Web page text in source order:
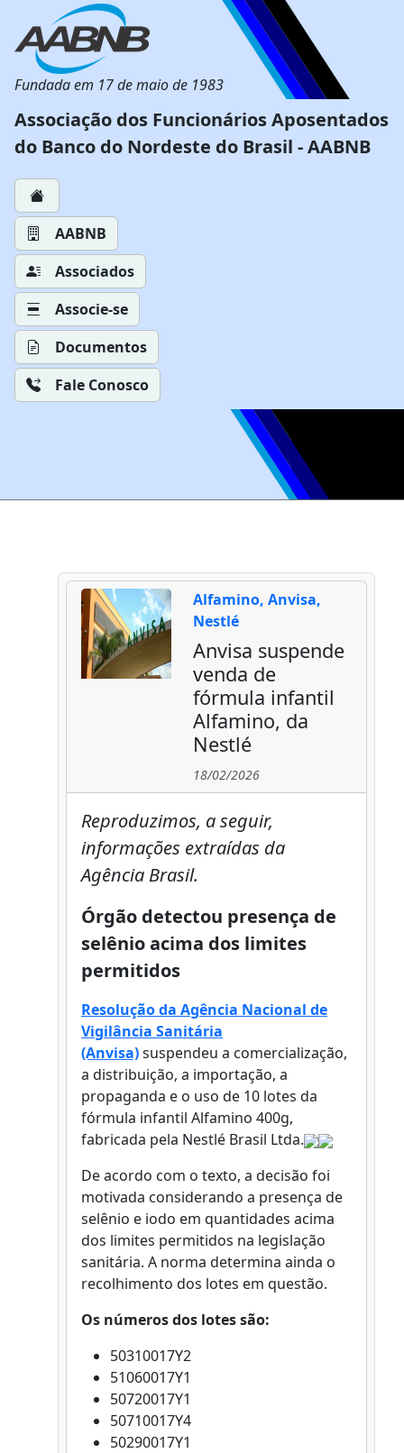
Fundada em 17 de maio de 1983
Associação dos Funcionários Aposentados
do Banco do Nordeste do Brasil - AABNB
AABNB
Associados
Associe-se
Documentos
Fale Conosco
Alfamino, Anvisa,
Nestlé
Anvisa suspende
venda de
fórmula infantil
Alfamino, da
Nestlé
18/02/2026
Reproduzimos, a seguir,
informações extraídas da
Agência Brasil.
Órgão detectou presença de
selênio acima dos limites
permitidos
Resolução da Agência Nacional de
Vigilância Sanitária
(Anvisa)suspendeu a comercialização,
a distribuição, a importação, a
propaganda e o uso de 10 lotes da
fórmula infantil Alfamino 400g,
fabricada pela Nestlé Brasil Ltda.
De acordo com o texto, a decisão foi
motivada considerando a presença de
selênio e iodo em quantidades acima
dos limites permitidos na legislação
sanitária. A norma determina ainda o
recolhimento dos lotes em questão.
Os números dos lotes são:
50310017Y2
51060017Y1
50720017Y1
50710017Y4
50290017Y1